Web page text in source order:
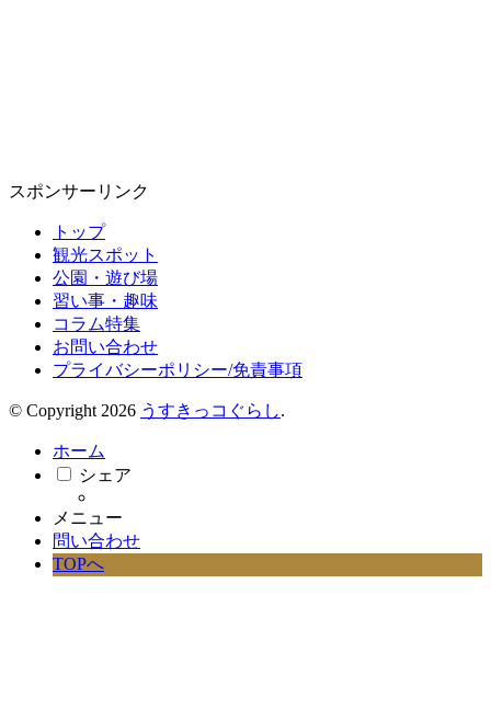
スポンサーリンク
トップ
観光スポット
公園・遊び場
習い事・趣味
コラム特集
お問い合わせ
プライバシーポリシー/免責事項
© Copyright 2026 うすきっコぐらし.
ホーム
シェア
メニュー
問い合わせ
TOPへ